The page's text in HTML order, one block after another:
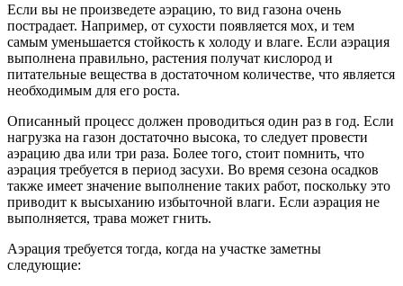
Если вы не произведете аэрацию, то вид газона очень
пострадает. Например, от сухости появляется мох, и тем
самым уменьшается стойкость к холоду и влаге. Если аэрация
выполнена правильно, растения получат кислород и
питательные вещества в достаточном количестве, что является
необходимым для его роста.
Описанный процесс должен проводиться один раз в год. Если
нагрузка на газон достаточно высока, то следует провести
аэрацию два или три раза. Более того, стоит помнить, что
аэрация требуется в период засухи. Во время сезона осадков
также имеет значение выполнение таких работ, поскольку это
приводит к высыханию избыточной влаги. Если аэрация не
выполняется, трава может гнить.
Аэрация требуется тогда, когда на участке заметны
следующие: